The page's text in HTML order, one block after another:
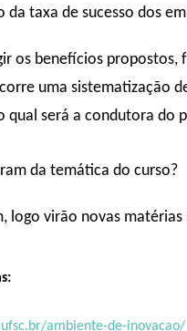
da taxa de sucesso dos
os benefícios
uma sistematização
qual será a condutora do
da temática do curso?
logo virão novas
ambiente-de-inovacao/